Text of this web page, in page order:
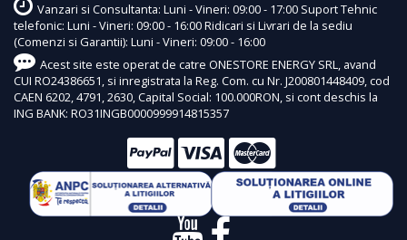
Vanzari si Consultanta: Luni - Vineri: 09:00 - 17:00 Suport Tehnic
telefonic: Luni - Vineri: 09:00 - 16:00 Ridicari si Livrari de la sediu
(Comenzi si Garantii): Luni - Vineri: 09:00 - 16:00
Acest site este operat de catre ONESTORE ENERGY SRL, avand
CUI RO24386651, si inregistrata la Reg. Com. cu Nr. J200801448409, cod
CAEN 6202, 4791, 2630, Capital Social: 100.000RON, si cont deschis la
ING BANK: RO31INGB0000999914815357